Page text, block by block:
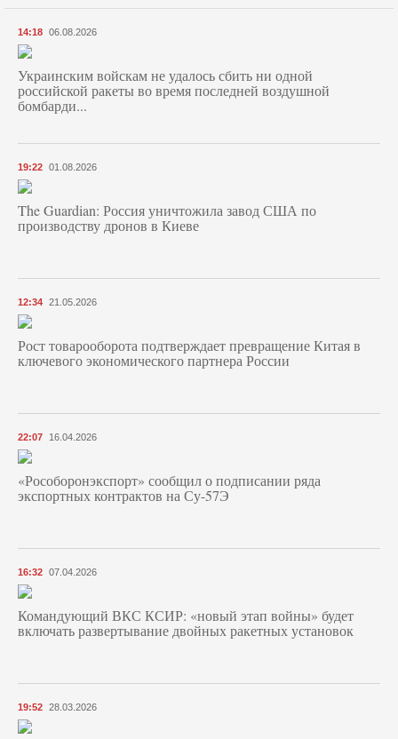
14:18 06.08.2026
Украинским войскам не удалось сбить ни одной
российской ракеты во время последней воздушной
бомбарди...
19:22 01.08.2026
The Guardian: Россия уничтожила завод США по
производству дронов в Киеве
12:34 21.05.2026
Рост товарооборота подтверждает превращение Китая в
ключевого экономического партнера России
22:07 16.04.2026
«Рособоронэкспорт» сообщил о подписании ряда
экспортных контрактов на Су-57Э
16:32 07.04.2026
Командующий ВКС КСИР: «новый этап войны» будет
включать развертывание двойных ракетных установок
19:52 28.03.2026